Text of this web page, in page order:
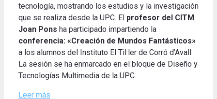
tecnología, mostrando los estudios y la investigación
que se realiza desde la UPC. El profesor del CITM
Joan Pons ha participado impartiendo la
conferencia: «Creación de Mundos Fantásticos»
a los alumnos del Instituto El Til·ler de Corró d’Avall.
La sesión se ha enmarcado en el bloque de Diseño y
Tecnologías Multimedia de la UPC.
Leer más